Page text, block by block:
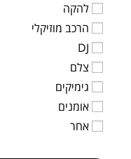
להקה
הרכב מוזיקלי
DJ
צלם
גימיקים
אומנים
אחר